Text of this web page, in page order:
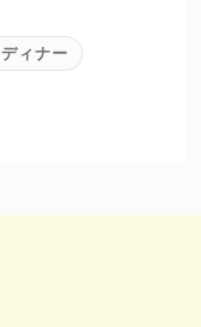
ディナー